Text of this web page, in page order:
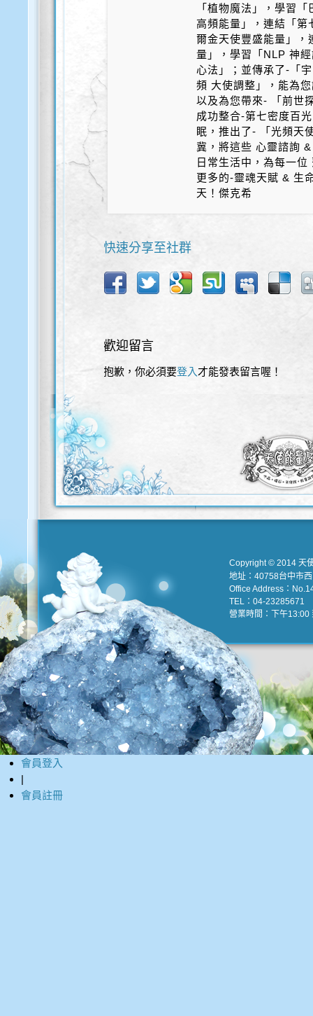
「植物魔法」，學習
高頻能量」，連結「第
爾金天使豐盛能量」，
量」，學習「NLP 神
心法」；並傳承了-「
頻 大使調整」，能為
以及為您帶來- 「前世
成功整合-第七密度百
眠，推出了- 「光頻天
冀，將這些 心靈諮詢
日常生活中，為每一
更多的-靈魂天賦 & 生
天！傑克希
快速分享至社群
歡迎留言
抱歉，你必須要登入 才能發表留言喔！
Copyright © 2014 天
地址：40758台中市
Office Address：
TEL：04-23285671
營業時間：下午13:00
會員登入
|
會員註冊